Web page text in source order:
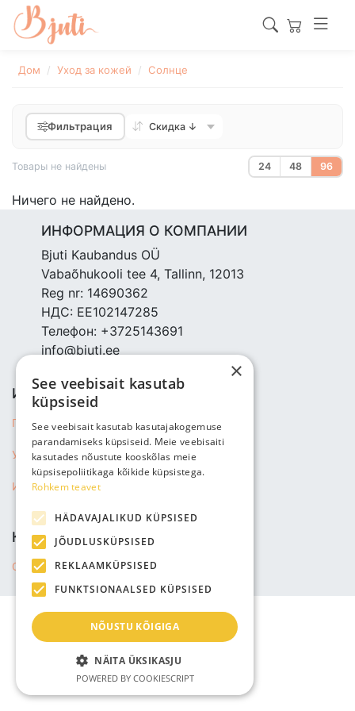
Дом Уход за кожей Cолнце
Фильтрация
Товары не найдены 24 48 96
Ничего не найдено.
ИНФОРМАЦИЯ О КОМПАНИИ
Bjuti Kaubandus OÜ
Vabaõhukooli tee 4, Tallinn, 12013
Reg nr: 14690362
НДС: EE102147285
Телефон: +3725143691
info@bjuti.ee
ИНФОРМАЦИЯ
Политика конфиденциальности
Условия продажи
Информация о доставке
КОМПАНИЯ
О нас
×
See veebisait kasutab
küpsiseid
See veebisait kasutab kasutajakogemuse
parandamiseks küpsiseid. Meie veebisaiti
kasutades nõustute kooskõlas meie
küpsisepoliitikaga kõikide küpsistega.
Rohkem teavet
HÄDAVAJALIKUD KÜPSISED
JÕUDLUSKÜPSISED
REKLAAMKÜPSISED
FUNKTSIONAALSED KÜPSISED
NÕUSTU KÕIGIGA
NÄITA ÜKSIKASJU
POWERED BY COOKIESCRIPT